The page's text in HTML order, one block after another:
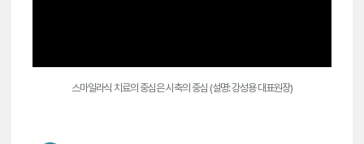
스마일라식 치료의 중심은 시축의 중심 (설명: 강성용 대표원장)